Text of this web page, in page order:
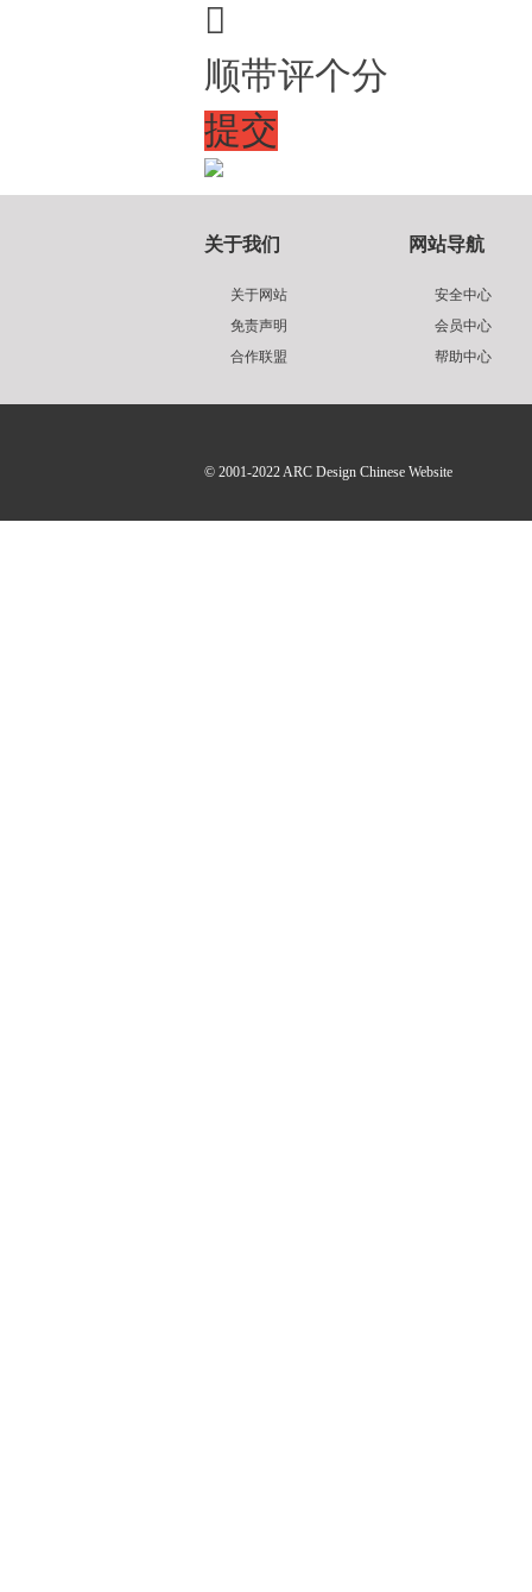

顺带评个分
提交
关于我们
关于网站
免责声明
合作联盟
网站导航
安全中心
会员中心
帮助中心
© 2001-2022ARC Design Chinese Website